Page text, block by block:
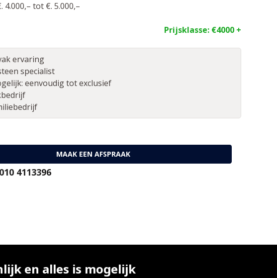
4.000,– tot €. 5.000,–
Prijsklasse: €4000 +
ervaring
specialist
eenvoudig tot exclusief
MAAK EEN AFSPRAAK
4113396
en alles is mogelijk